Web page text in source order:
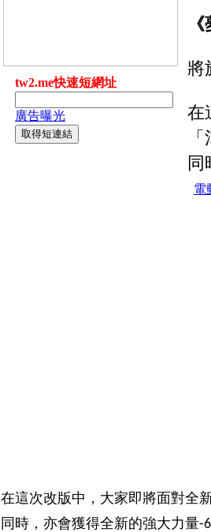
將
在
同
在這次改版中，大家即將面對全
同時，亦會獲得全新的強大力量-6